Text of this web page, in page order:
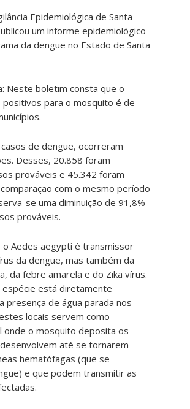
Epidemiológica de Santa
um informe epidemiológico
da dengue no Estado de Santa
Neste boletim consta que o
para o mosquito é de
de dengue, ocorreram
Desses, 20.858 foram
prováveis e 45.342 foram
com o mesmo período
se uma diminuição de 91,8%
prováveis.
o Aedes aegypti é transmissor
da dengue, mas também da
da febre amarela e do Zika vírus.
espécie está diretamente
presença de água parada nos
locais servem como
onde o mosquito deposita os
até se tornarem
hematófagas (que se
e que podem transmitir as